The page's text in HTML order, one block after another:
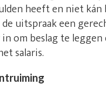
heeft en niet kán
de uitspraak een
om beslag te
salaris.